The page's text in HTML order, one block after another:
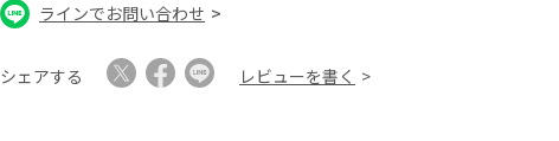
ラインでお問い合わせ
シェアする レビューを書く